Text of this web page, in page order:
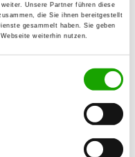
Unsere Partner führen diese
die Sie ihnen bereitgestellt
gesammelt haben. Sie geben
weiterhin nutzen.